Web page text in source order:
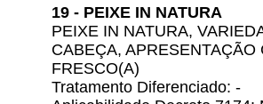
19 - PEIXE IN NATURA
PEIXE IN NATURA,
CABEÇA,
FRESCO(A)
Tratamento Diferenciado: -